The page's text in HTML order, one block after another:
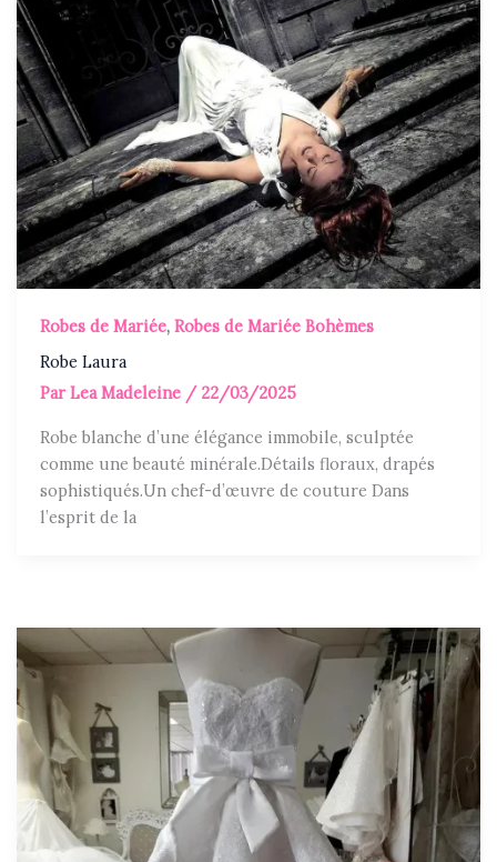
Robes de Mariée,Robes de Mariée Bohèmes
Robe Laura
ParLea Madeleine / 22/03/2025
Robe blanche d’une élégance immobile, sculptée
comme une beauté minérale.Détails floraux, drapés
sophistiqués.Un chef-d’œuvre de couture Dans
l’esprit de la